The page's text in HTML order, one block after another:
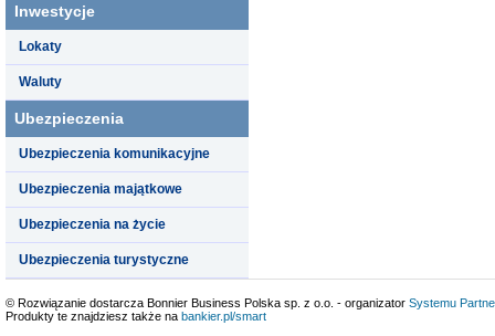
Inwestycje
Lokaty
Waluty
Ubezpieczenia
Ubezpieczenia komunikacyjne
Ubezpieczenia majątkowe
Ubezpieczenia na życie
Ubezpieczenia turystyczne
© Rozwiązanie dostarcza Bonnier Business Polska sp. z o.o. - organizator Systemu
Produkty te znajdziesz także na bankier.pl/smart